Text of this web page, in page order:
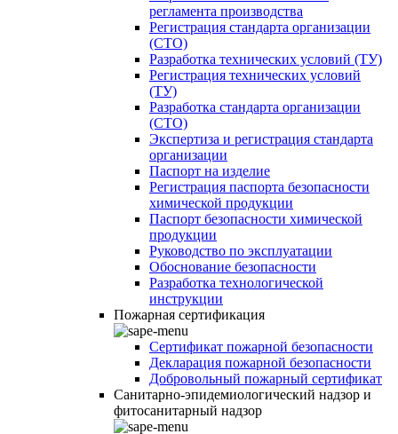
регламента производства
Регистрация стандарта организации
(СТО)
Разработка технических условий (ТУ)
Регистрация технических условий
(ТУ)
Разработка стандарта организации
(СТО)
Экспертиза и регистрация стандарта
организации
Паспорт на изделие
Регистрация паспорта безопасности
химической продукции
Паспорт безопасности химической
продукции
Руководство по эксплуатации
Обоснование безопасности
Разработка технологической
инструкции
Пожарная сертификация
Сертификат пожарной безопасности
Декларация пожарной безопасности
Добровольный пожарный сертификат
Санитарно-эпидемиологический надзор и
фитосанитарный надзор